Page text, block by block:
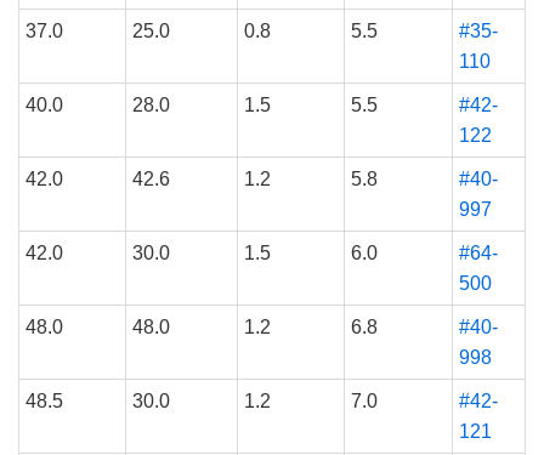
37.0 25.0 0.8 5.5
#35-
110
40.0 28.0 1.5 5.5
#42-
122
42.0 42.6 1.2 5.8
#40-
997
42.0 30.0 1.5 6.0
#64-
500
48.0 48.0 1.2 6.8
#40-
998
48.5 30.0 1.2 7.0
#42-
121